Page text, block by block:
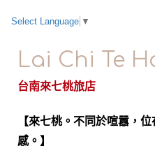
Select Language ▼
Lai Chi Te
台南來七桃旅店
【來七桃。不同於喧囂，
感。】